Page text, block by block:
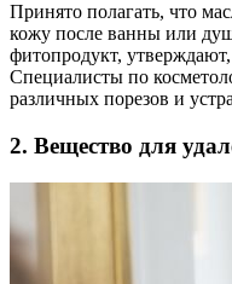
Принято полагать, что
кожу после ванны или
фитопродукт,
Специалисты по
различных порезов и
2. Вещество для